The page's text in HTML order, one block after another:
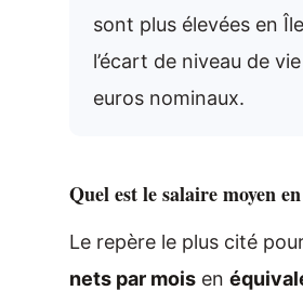
sont plus élevées en
l’écart de niveau de
euros nominaux.
Quel est le salaire moyen
Le repère le plus cité
nets par mois en